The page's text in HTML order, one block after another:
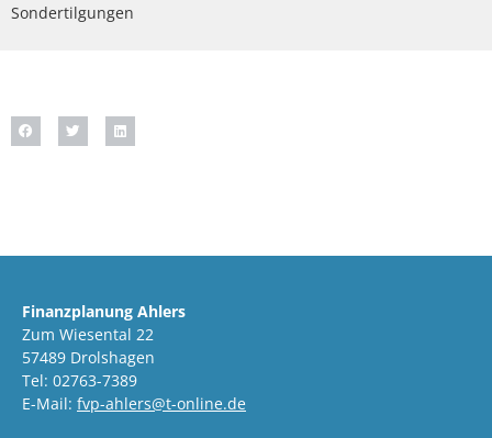
Sondertilgungen
Finanzplanung Ahlers
Zum Wiesental 22
57489 Drolshagen
Tel: 02763-7389
E-Mail: fvp-ahlers@t-online.de